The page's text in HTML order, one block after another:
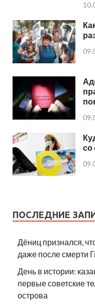
со
ПОСЛЕДНИЕ
Дёниц признался,
даже после смерти
День в истории:
первые советские
острова